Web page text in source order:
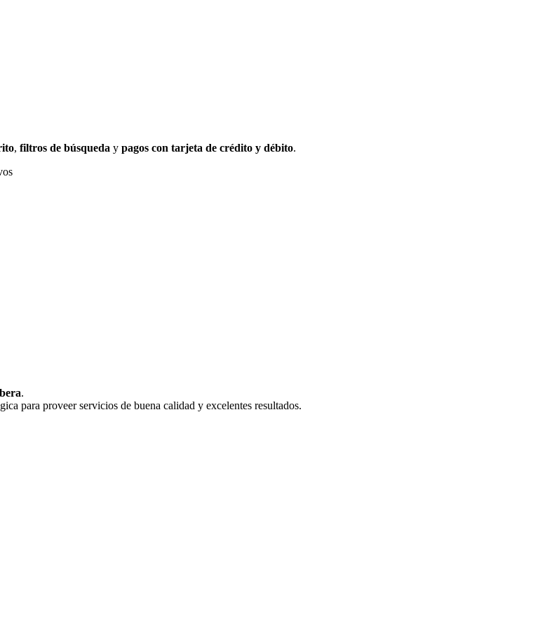
, filtros de búsqueda y pagos con tarjeta de crédito y débito.
.
para proveer servicios de buena calidad y excelentes resultados.